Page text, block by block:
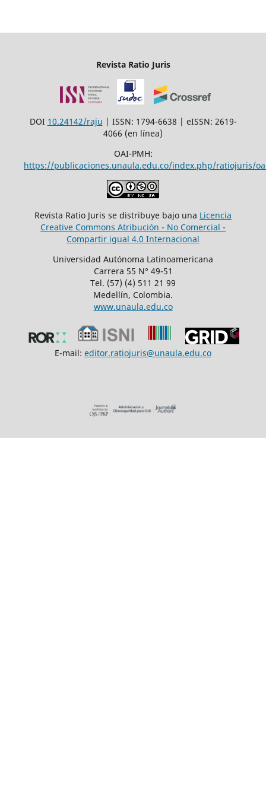
Revista Ratio Juris
DOI 10.24142/raju | ISSN: 1794-6638 | eISSN: 2619-
4066 (en línea)
OAI-PMH:
https://publicaciones.unaula.edu.co/index.php/ratiojuris/
Revista Ratio Juris se distribuye bajo una Licencia
Creative Commons Atribución - No Comercial -
Compartir igual 4.0 Internacional
Universidad Autónoma Latinoamericana
Carrera 55 N° 49-51
Tel. (57) (4) 511 21 99
Medellín, Colombia.
www.unaula.edu.co
E-mail: editor.ratiojuris@unaula.edu.co